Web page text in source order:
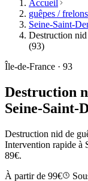
Accueil
guêpes / frelons
Seine-Saint-
Destruction nid
(93)
Île-de-France · 93
Destruction
Seine-Saint-
Destruction nid de
Intervention rapide à
89€.
À partir de 99€